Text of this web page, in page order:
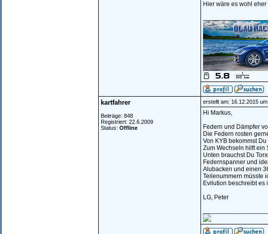
Hier wäre es wohl
kartfahrer
Beiträge: 848
Registriert: 22.6.2009
Status: Offline
erstellt am: 16.12.2015
Hi Markus,
Federn und Dämpfer
Die Federn rosten
Von KYB bekommst
Zum Wechseln hilft ein
Unten brauchst Du
Federnspanner und
Alubacken und einen
Teilenummern müsste
Evilution beschreibt es
LG, Peter